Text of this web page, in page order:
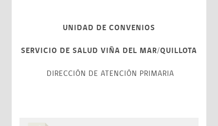
UNIDAD DE CONVENIOS
SERVICIO DE SALUD VIÑA DEL MAR/QUILLOTA
DIRECCIÓN DE ATENCIÓN PRIMARIA